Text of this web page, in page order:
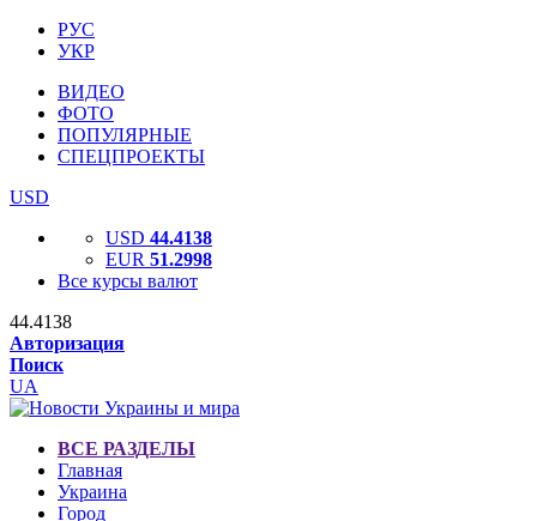
РУС
УКР
ВИДЕО
ФОТО
ПОПУЛЯРНЫЕ
СПЕЦПРОЕКТЫ
USD
USD 44.4138
EUR 51.2998
Все курсы валют
44.4138
Авторизация
Поиск
UA
ВСЕ РАЗДЕЛЫ
Главная
Украина
Город